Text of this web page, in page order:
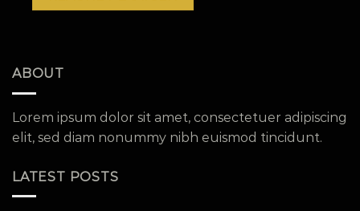
ABOUT
Lorem ipsum dolor sit amet, consectetuer adipiscing
elit, sed diam nonummy nibh euismod tincidunt.
LATEST POSTS